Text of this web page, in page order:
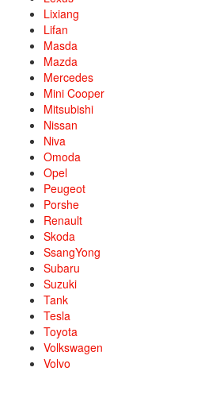
Lixiang
Lifan
Masda
Mazda
Mercedes
Mini Cooper
Mitsubishi
Nissan
Niva
Omoda
Opel
Peugeot
Porshe
Renault
Skoda
SsangYong
Subaru
Suzuki
Tank
Tesla
Toyota
Volkswagen
Volvo